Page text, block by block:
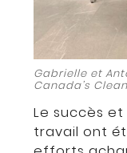
Gabrielle et
Canada’s
Le succès
travail ont